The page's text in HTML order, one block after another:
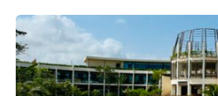
Bonvoy